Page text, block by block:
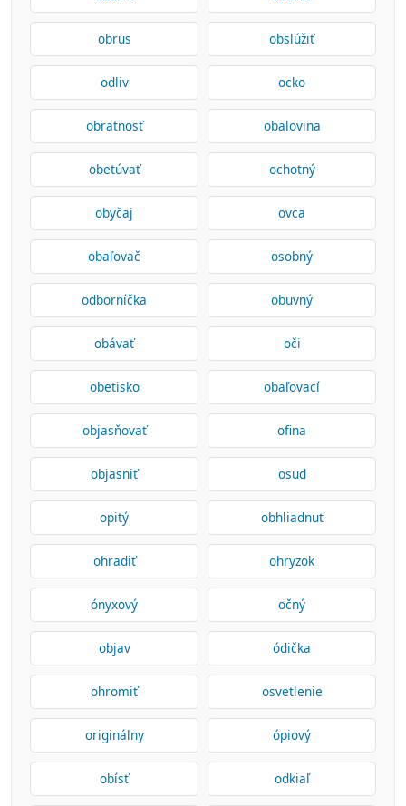
obrus obslúžiť
odliv ocko
obratnosť obalovina
obetúvať ochotný
obyčaj ovca
obaľovač osobný
odborníčka obuvný
obávať oči
obetisko obaľovací
objasňovať ofina
objasniť osud
opitý obhliadnuť
ohradiť ohryzok
ónyxový očný
objav ódička
ohromiť osvetlenie
originálny ópiový
obísť odkiaľ